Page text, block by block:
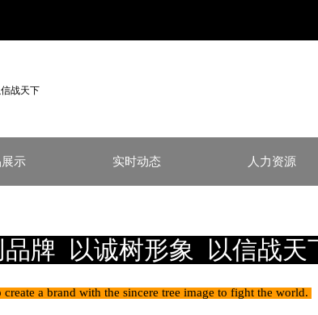
战天下
示 实时动态 人力资源
品牌 以诚树形象 以信战
a brand with the sincere tree image to fight the world.